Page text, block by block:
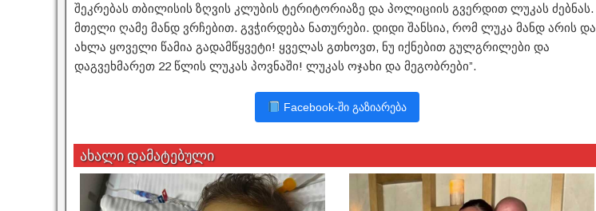
შეკრებას თბილისის ზღვის კლუბის ტერიტორიაზე და პოლიციის გვერდით ლუკას ძებნას.
მთელი ღამე მანდ ვრჩებით. გვჭირდება ნათურები. დიდი შანსია, რომ ლუკა მანდ არის და
ახლა ყოველი წამია გადამწყვეტი! ყველას გთხოვთ, ნუ იქნებით გულგრილები და
დაგვეხმარეთ 22 წლის ლუკას პოვნაში! ლუკას ოჯახი და მეგობრები”.
Facebook-ში გაზიარება
ახალი დამატებული